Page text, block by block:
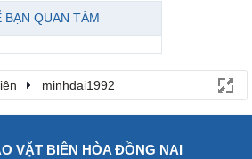
BẠN QUAN TÂM
minhdai1992
VẶT BIÊN HÒA ĐỒNG NAI